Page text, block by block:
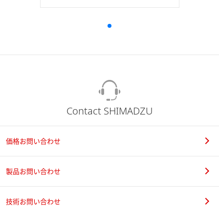
Contact SHIMADZU
価格お問い合わせ
製品お問い合わせ
技術お問い合わせ